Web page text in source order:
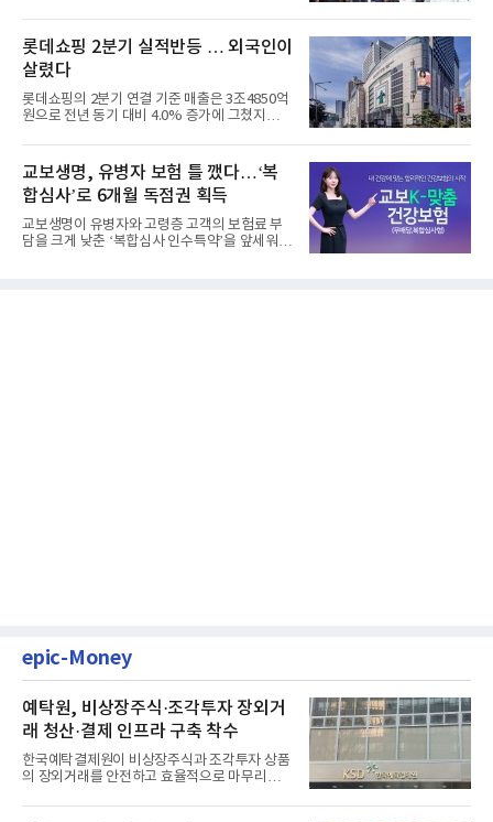
롯데쇼핑 2분기 실적반등 … 외국인이
살렸다
롯데쇼핑의 2분기 연결 기준 매출은 3조4850억
원으로 전년 동기 대비 4.0% 증가에 그쳤지만,
교보생명, 유병자 보험 틀 깼다…‘복
합심사’로 6개월 독점권 획득
교보생명이 유병자와 고령층 고객의 보험료 부
담을 크게 낮춘 ‘복합심사 인수특약’을 앞세워
epic-Money
예탁원, 비상장주식·조각투자 장외거
래 청산·결제 인프라 구축 착수
한국예탁결제원이 비상장주식과 조각투자 상품
의 장외거래를 안전하고 효율적으로 마무리하기